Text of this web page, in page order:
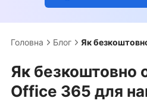
Головна Блог
Як безкоштовно
Office 365 для